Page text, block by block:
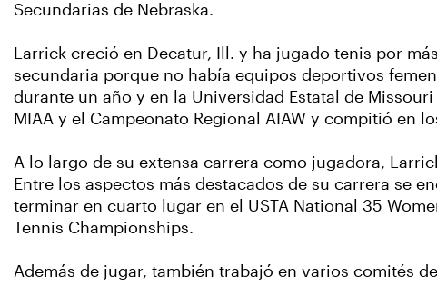
Secundarias de Nebraska.
Larrick creció en Decatur, Ill. y ha jugado tenis por
secundaria porque no había equipos deportivos
durante un año y en la Universidad Estatal de
MIAA y el Campeonato Regional AIAW y compitió en
A lo largo de su extensa carrera como jugadora,
Entre los aspectos más destacados de su carrera se
terminar en cuarto lugar en el USTA National 35
Tennis Championships.
Además de jugar, también trabajó en varios comités